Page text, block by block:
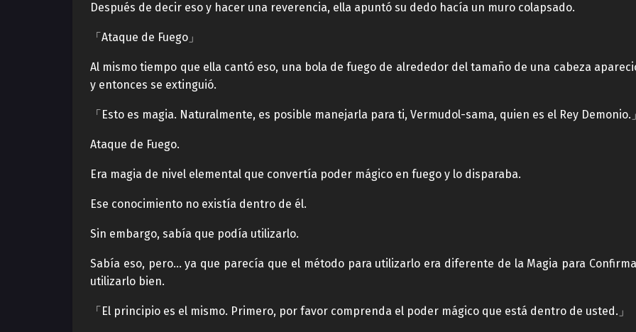
Después de decir eso y hacer una reverencia, ella apuntó su dedo hacía un muro colapsado.
「Ataque de Fuego」
Al mismo tiempo que ella cantó eso, una bola de fuego de alrededor del tamaño de una cabeza
y entonces se extinguió.
「Esto es magia. Naturalmente, es posible manejarla para ti, Vermudol-sama, quien es el Rey Demonio.
Ataque de Fuego.
Era magia de nivel elemental que convertía poder mágico en fuego y lo disparaba.
Ese conocimiento no existía dentro de él.
Sin embargo, sabía que podía utilizarlo.
Sabía eso, pero… ya que parecía que el método para utilizarlo era diferente de la Magia para
utilizarlo bien.
「El principio es el mismo. Primero, por favor comprenda el poder mágico que está dentro de usted.」